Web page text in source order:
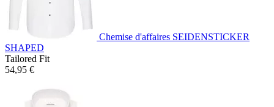
Chemise d'affaires SEIDENSTICKER
SHAPED
Tailored Fit
54,95 €